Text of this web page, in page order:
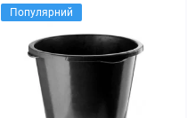
Популярний